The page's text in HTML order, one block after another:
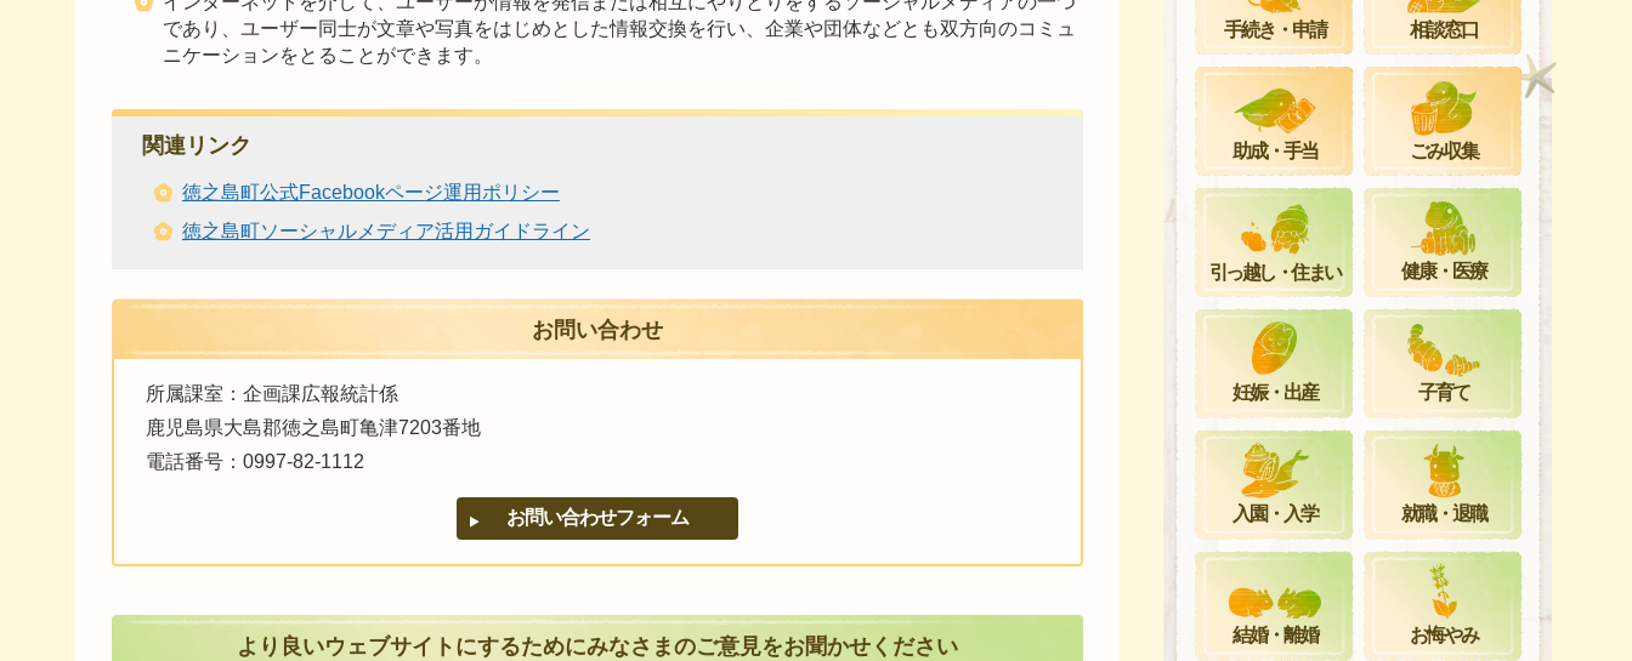
であり、ユーザー同士が文章や写真をはじめとした情報交換を行い、企業や団体などとも双方向のコミュ
ニケーションをとることができます。
関連リンク
徳之島町公式Facebookページ運用ポリシー
徳之島町ソーシャルメディア活用ガイドライン
お問い合わせ
所属課室：企画課広報統計係
鹿児島県大島郡徳之島町亀津7203番地
電話番号：0997-82-1112
より良いウェブサイトにするためにみなさまのご意見をお聞かせください
手続き・申請 相談窓口
助成・手当 ごみ収集
引っ越し・住まい 健康・医療
妊娠・出産 子育て
入園・入学 就職・退職
結婚・離婚 お悔やみ